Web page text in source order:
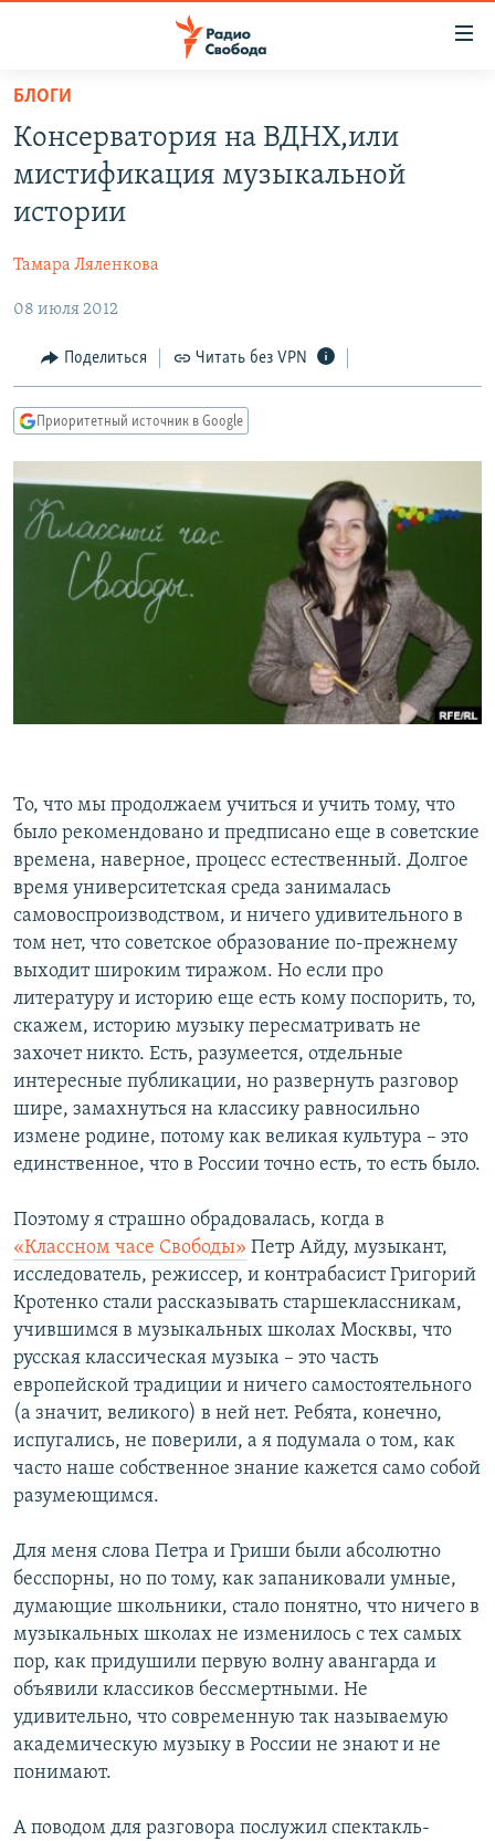
упрощенного
доступа
основному
Вернутся
навигации
Вернутся
поиску
ПОДКАСТЫ
АВТОРСКИЕ ПРОЕКТЫ
МНЕНИЯ
КУЛЬТУРА
IDEL.РЕАЛИИ
СЕВЕР.РЕАЛИИ
СИБИРЬ.РЕАЛИИ
РАСПИСАНИЕ ВЕЩАНИЯ
ПОДПИШИТЕСЬ НА РАССЫЛКУ
СОЦИАЛЬНЫЕ СЕТИ
БЛОГИ
Консерватория на ВДНХ,или
мистификация музыкальной
истории
Тамара Ляленкова
08 июля 2012
Поделиться Читать без VPN
Приоритетный источник в Google
То, что мы продолжаем учиться и учить тому, что
было рекомендовано и предписано еще в советские
времена, наверное, процесс естественный. Долгое
время университетская среда занималась
самовоспроизводством, и ничего удивительного в
том нет, что советское образование по-прежнему
выходит широким тиражом. Но если про
литературу и историю еще есть кому поспорить, то,
скажем, историю музыку пересматривать не
захочет никто. Есть, разумеется, отдельные
интересные публикации, но развернуть разговор
шире, замахнуться на классику равносильно
измене родине, потому как великая культура – это
единственное, что в России точно есть, то есть было.
Поэтому я страшно обрадовалась, когда в
«Классном часе Свободы» Петр Айду, музыкант,
исследователь, режиссер, и контрабасист Григорий
Кротенко стали рассказывать старшеклассникам,
учившимся в музыкальных школах Москвы, что
русская классическая музыка – это часть
европейской традиции и ничего самостоятельного
(а значит, великого) в ней нет. Ребята, конечно,
испугались, не поверили, а я подумала о том, как
часто наше собственное знание кажется само собой
разумеющимся.
Для меня слова Петра и Гриши были абсолютно
бесспорны, но по тому, как запаниковали умные,
думающие школьники, стало понятно, что ничего в
музыкальных школах не изменилось с тех самых
пор, как придушили первую волну авангарда и
объявили классиков бессмертными. Не
удивительно, что современную так называемую
академическую музыку в России не знают и не
понимают.
А поводом для разговора послужил спектакль-